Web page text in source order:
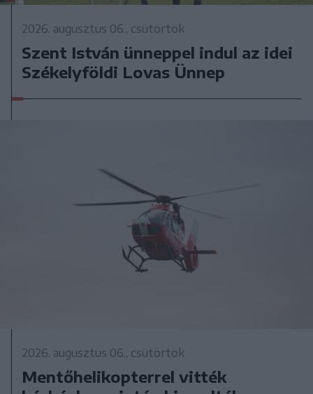
2026. augusztus 06., csütörtök
Szent István ünneppel indul az idei
Székelyföldi Lovas Ünnep
2026. augusztus 06., csütörtök
Mentőhelikopterrel vitték